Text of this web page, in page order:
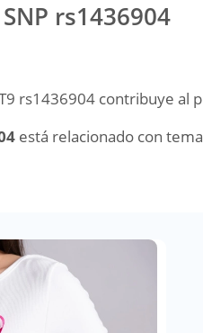
rs1436904
rs1436904 contribuye
está relacionado con